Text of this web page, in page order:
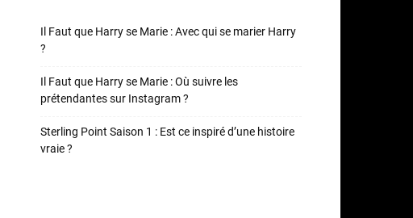
Il Faut que Harry se Marie : Avec qui se marier Harry
?
Il Faut que Harry se Marie : Où suivre les
prétendantes sur Instagram ?
Sterling Point Saison 1 : Est ce inspiré d’une histoire
vraie ?